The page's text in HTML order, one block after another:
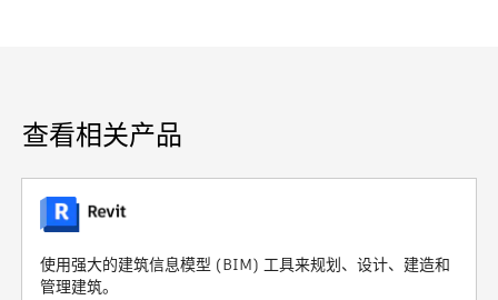
查看相关产品
使用强大的建筑信息模型 (BIM) 工具来规划、设计、建造和
管理建筑。